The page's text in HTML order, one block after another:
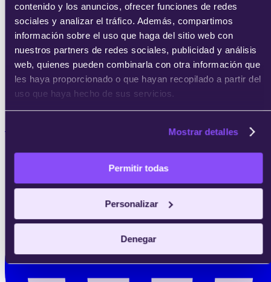
contenido y los anuncios, ofrecer funciones de redes
sociales y analizar el tráfico. Además, compartimos
información sobre el uso que haga del sitio web con
nuestros partners de redes sociales, publicidad y análisis
web, quienes pueden combinarla con otra información que
les haya proporcionado o que hayan recopilado a partir del
uso que haya hecho de sus servicios.
Mostrar detalles
Permitir todas
Personalizar
Denegar